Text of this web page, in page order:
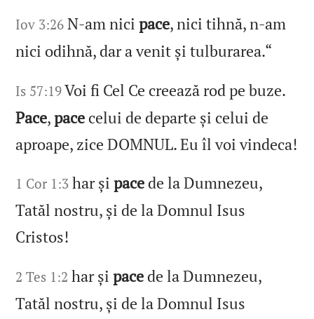
Iov 3:26 N‑am nicipace, nici tihnă, n‑am
nici odihnă, dar a venit și tulburarea.“
Is 57:19Voi fi Cel Ce creează rod pe buze.
Pace,pace celui de departe și celui de
aproape, zice DOMNUL. Eu îl voi vindeca!
1 Cor 1:3 har șipace de la Dumnezeu,
Tatăl nostru, și de la Domnul Isus
Cristos!
2 Tes 1:2 har șipace de la Dumnezeu,
Tatăl nostru, și de la Domnul Isus